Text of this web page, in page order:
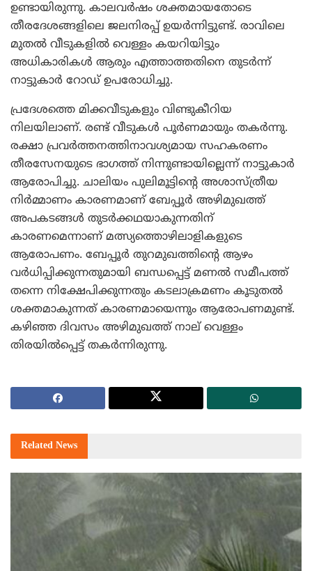
ഉണ്ടായിരുന്നു. കാലവര്‍ഷം ശക്തമായതോടെ
തീരദേശങ്ങളിലെ ജലനിരപ്പ് ഉയര്‍ന്നിട്ടുണ്ട്. രാവിലെ
മുതല്‍ വീടുകളില്‍ വെള്ളം കയറിയിട്ടും
അധികാരികള്‍ ആരും എത്താത്തതിനെ തുടര്‍ന്ന്
നാട്ടുകാര്‍ റോഡ് ഉപരോധിച്ചു.
പ്രദേശത്തെ മിക്കവീടുകളും വിണ്ടുകീറിയ
നിലയിലാണ്. രണ്ട് വീടുകള്‍ പൂര്‍ണമായും തകര്‍ന്നു.
രക്ഷാ പ്രവര്‍ത്തനത്തിനാവശ്യമായ സഹകരണം
തീരസേനയുടെ ഭാഗത്ത് നിന്നുണ്ടായില്ലെന്ന് നാട്ടുകാര്‍
ആരോപിച്ചു. ചാലിയം പുലിമൂട്ടിന്റെ അശാസ്ത്രീയ
നിര്‍മ്മാണം കാരണമാണ് ബേപ്പൂര്‍ അഴിമുഖത്ത്
അപകടങ്ങള്‍ തുടര്‍ക്കഥയാകുന്നതിന്
കാരണമെന്നാണ് മത്സ്യത്തൊഴിലാളികളുടെ
ആരോപണം. ബേപ്പൂര്‍ തുറമുഖത്തിന്റെ ആഴം
വര്‍ധിപ്പിക്കുന്നതുമായി ബന്ധപ്പെട്ട് മണല്‍ സമീപത്ത്
തന്നെ നിക്ഷേപിക്കുന്നതും കടലാക്രമണം കൂടുതല്‍
ശക്തമാകുന്നത് കാരണമായെന്നും ആരോപണമുണ്ട്.
കഴിഞ്ഞ ദിവസം അഴിമുഖത്ത് നാല് വെള്ളം
തിരയില്‍പ്പെട്ട് തകര്‍ന്നിരുന്നു.
Related News